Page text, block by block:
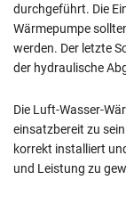
durchgeführt. Die
Wärmepumpe
werden. Der letzte
der hydraulische
Die Luft-Wasser-
einsatzbereit zu
korrekt installiert
und Leistung zu